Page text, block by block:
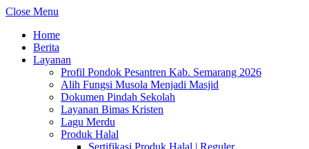
Close Menu
Home
Berita
Layanan
Profil Pondok Pesantren Kab. Semarang 2026
Alih Fungsi Musola Menjadi Masjid
Dokumen Pindah Sekolah
Layanan Bimas Kristen
Lagu Merdu
Produk Halal
Sertifikasi Produk Halal | Reguler